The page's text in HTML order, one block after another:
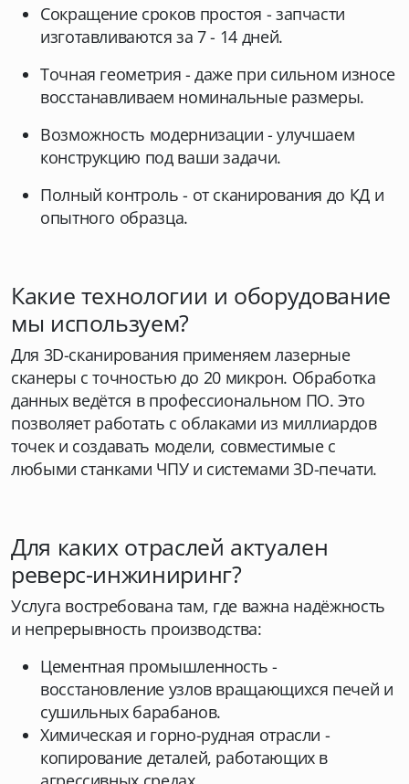
Сокращение сроков простоя - запчасти
изготавливаются за 7 - 14 дней.
Точная геометрия - даже при сильном износе
восстанавливаем номинальные размеры.
Возможность модернизации - улучшаем
конструкцию под ваши задачи.
Полный контроль - от сканирования до КД и
опытного образца.
Какие технологии и оборудование
мы используем?
Для 3D-сканирования применяем лазерные
сканеры с точностью до 20 микрон. Обработка
данных ведётся в профессиональном ПО. Это
позволяет работать с облаками из миллиардов
точек и создавать модели, совместимые с
любыми станками ЧПУ и системами 3D-печати.
Для каких отраслей актуален
реверс-инжиниринг?
Услуга востребована там, где важна надёжность
и непрерывность производства:
Цементная промышленность -
восстановление узлов вращающихся печей и
сушильных барабанов.
Химическая и горно-рудная отрасли -
копирование деталей, работающих в